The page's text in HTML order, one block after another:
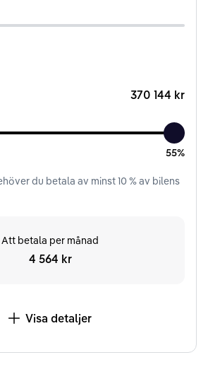
370 144 kr
55%
du betala av minst10% av bilens
Att betala per månad
4 564 kr
Visa detaljer